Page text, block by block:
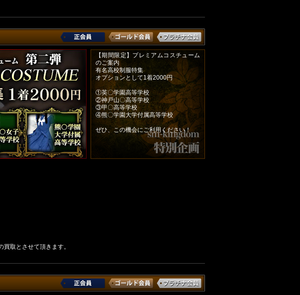
【期間限定】プレミアムコスチューム
のご案内
有名高校制服特集
オプションとして1着2000円
①英〇学園高等学校
②神戸山〇高等学校
③甲〇高等学校
④熊〇学園大学付属高等学校
ぜひ、この機会にご利用ください！
取とさせて頂きます。